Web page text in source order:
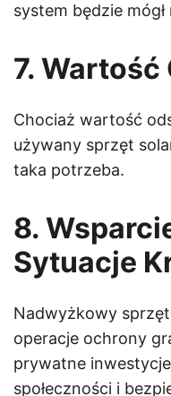
system będzie
7.
Chociaż wartość
używany sprzęt
taka potrzeba.
8.
Sytuacje
Nadwyżkowy
operacje ochrony
prywatne
społeczności i